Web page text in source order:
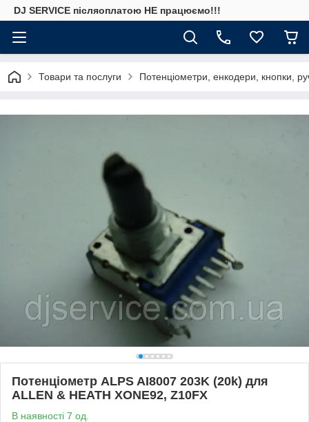
DJ SERVICE пiсляоплатою НЕ працюємо!!!
Товари та послуги Потенціометри, енкодери, кнопки,
Потенціометр ALPS AI8007 203K (20k) для
ALLEN & HEATH XONE92, Z10FX
В наявності 7 од.